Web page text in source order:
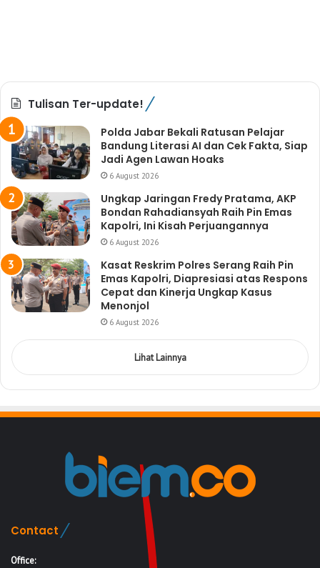
Tulisan Ter-update!
Polda Jabar Bekali Ratusan Pelajar
Bandung Literasi AI dan Cek Fakta, Siap
Jadi Agen Lawan Hoaks
6 August 2026
Ungkap Jaringan Fredy Pratama, AKP
Bondan Rahadiansyah Raih Pin Emas
Kapolri, Ini Kisah Perjuangannya
6 August 2026
Kasat Reskrim Polres Serang Raih Pin
Emas Kapolri, Diapresiasi atas Respons
Cepat dan Kinerja Ungkap Kasus
Menonjol
6 August 2026
Lihat Lainnya
Contact
Office: